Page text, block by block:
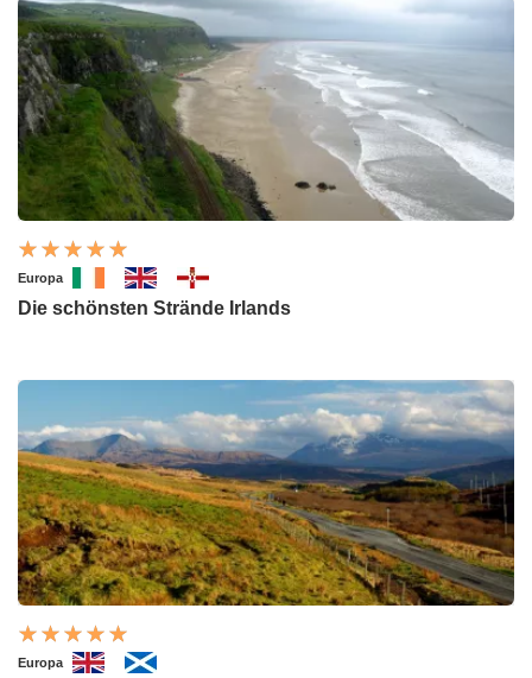
Europa
Die schönsten Strände Irlands
Europa